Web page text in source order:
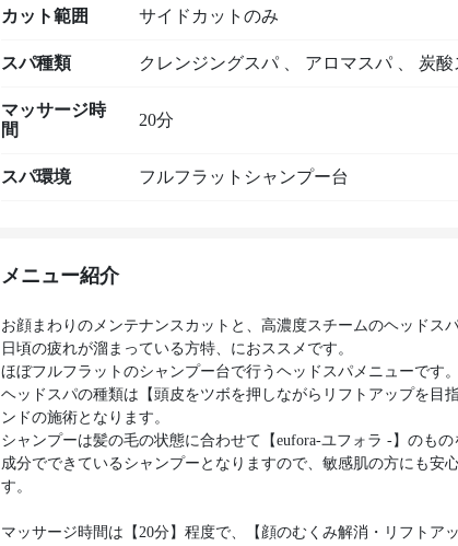
カット範囲 サイドカットのみ
スパ種類 クレンジングスパ アロマスパ 炭酸
マッサージ時
間
20分
スパ環境 フルフラットシャンプー台
メニュー紹介
お顔まわりのメンテナンスカットと、高濃度スチームのヘッドス
日頃の疲れが溜まっている方特、におススメです。
ほぼフルフラットのシャンプー台で行うヘッドスパメニューです。
ヘッドスパの種類は【頭皮をツボを押しながらリフトアップを目
ンドの施術となります。
シャンプーは髪の毛の状態に合わせて【eufora-ユフォラ -】のも
成分でできているシャンプーとなりますので、敏感肌の方にも安
す。
マッサージ時間は【20分】程度で、【顔のむくみ解消・リフトア